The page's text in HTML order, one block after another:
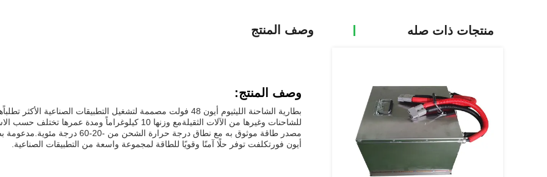
منتجات ذات صله وصف المنتج
وصف المنتج:
للشاحنات وغيرها من الآلات الثقيلةمع وزنها 10
أيون فورتكلفت توفر حلًا آمنًا وقويًا للطاقة لمجموعة واسعة من التطبيقات الصناعية.